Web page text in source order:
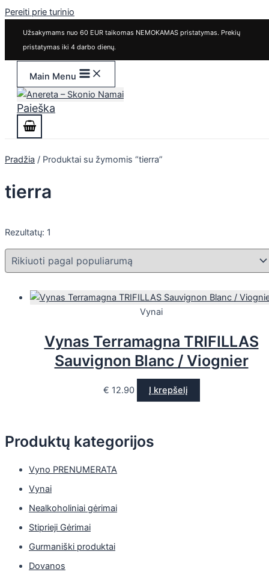
Pereiti prie turinio
Užsakymams nuo 60 EUR taikomas NEMOKAMAS pristatymas. Prekių
pristatymas iki 4 darbo dienų.
Main Menu
Paieška
Produktų kategorijos
Vyno PRENUMERATA
Vynai
Nealkoholiniai gėrimai
Stiprieji Gėrimai
Gurmaniški produktai
Dovanos
Pradžia / Produktai su žymomis “tierra”
tierra
Rezultatų: 1
Vynai
Vynas Terramagna TRIFILLAS
Sauvignon Blanc / Viognier
€ 12.90 Į krepšelį